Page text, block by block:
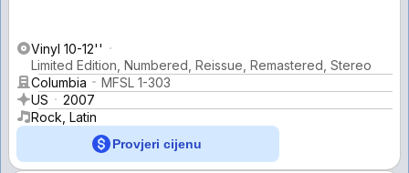
Vinyl 10-12''
Limited Edition, Numbered, Reissue, Remastered, Stereo
Columbia
MFSL 1-303
US
2007
Rock, Latin
Provjeri cijenu